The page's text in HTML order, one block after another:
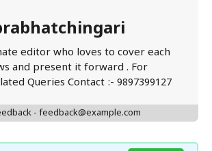
editor who loves to cover each
and present it forward . For
Queries Contact :- 9897399127
- feedback@example.com